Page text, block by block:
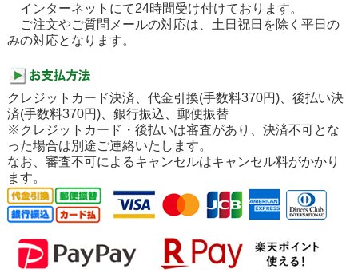
インターネットにて24時間受け付けております。
ご注文やご質問メールの対応は、土日祝日を除く平日の
みの対応となります。
クレジットカード決済、代金引換(手数料370円)、後払い決
済(手数料370円)、銀行振込、郵便振替
※クレジットカード・後払いは審査があり、決済不可とな
った場合は別途ご連絡いたします。
なお、審査不可によるキャンセルはキャンセル料がかかり
ます。